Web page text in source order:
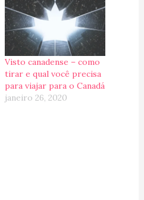
Visto canadense – como
tirar e qual você precisa
para viajar para o Canadá
janeiro 26, 2020